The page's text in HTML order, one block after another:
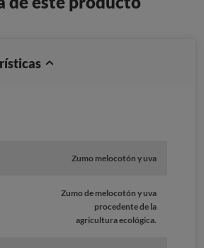
Zumo melocotón y uva
Zumo de melocotón y uva
procedente de la
agricultura ecológica.